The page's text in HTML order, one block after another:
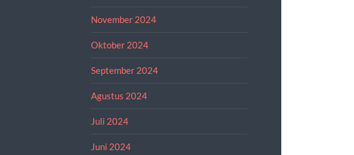
November 2024
Oktober 2024
September 2024
Agustus 2024
Juli 2024
Juni 2024